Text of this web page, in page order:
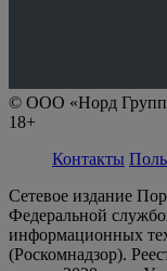
© ООО «Норд Групп»
18+
Контакты
Сетевое издание
Федеральной
информационных
(Роскомнадзор).